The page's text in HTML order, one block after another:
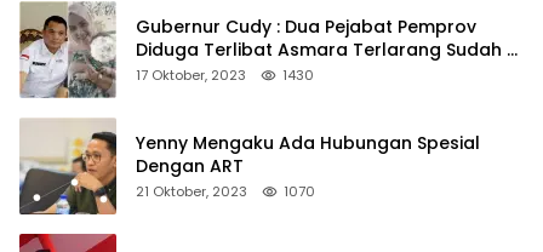
Gubernur Cudy : Dua Pejabat Pemprov
Diduga Terlibat Asmara Terlarang Sudah di
Non Job
17 Oktober, 2023 1430
Yenny Mengaku Ada Hubungan Spesial
Dengan ART
21 Oktober, 2023 1070